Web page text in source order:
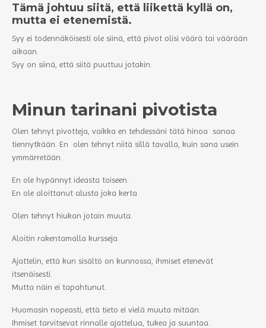
Tämä johtuu siitä, että liikettä kyllä on,
mutta ei etenemistä.
Syy ei todennäköisesti ole siinä, että pivot olisi väärä tai väärään
aikaan.
Syy on siinä, että siitä puuttuu jotakin.
Minun tarinani pivotista
Olen tehnyt pivotteja, vaikka en tehdessäni tätä hinoa sanaa
tiennytkään. En olen tehnyt niitä sillä tavalla, kuin sana usein
ymmärretään.
En ole hypännyt ideasta toiseen.
En ole aloittanut alusta joka kerta.
Olen tehnyt hiukan jotain muuta.
Aloitin rakentamalla kursseja.
Ajattelin, että kun sisältö on kunnossa, ihmiset etenevät
itsenäisesti.
Mutta näin ei tapahtunut.
Huomasin nopeasti, että tieto ei vielä muuta mitään.
Ihmiset tarvitsevat rinnalle ajattelua, tukea ja suuntaa.